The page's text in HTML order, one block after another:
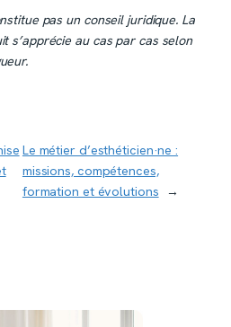
pas un conseil juridique. La
s’apprécie au cas par cas selon
Le métier d’esthéticien·ne :
missions, compétences,
formation et évolutions
→